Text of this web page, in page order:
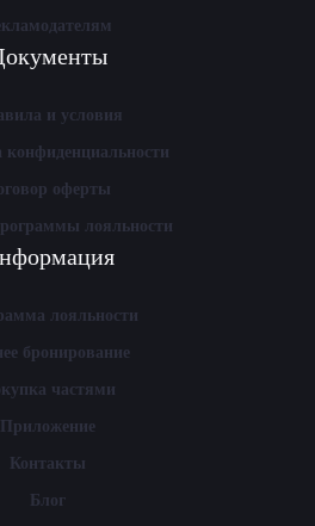
и условия
конфиденциальности
оферты
лояльности
лояльности
бронирование
частями
Приложение
Контакты
Блог